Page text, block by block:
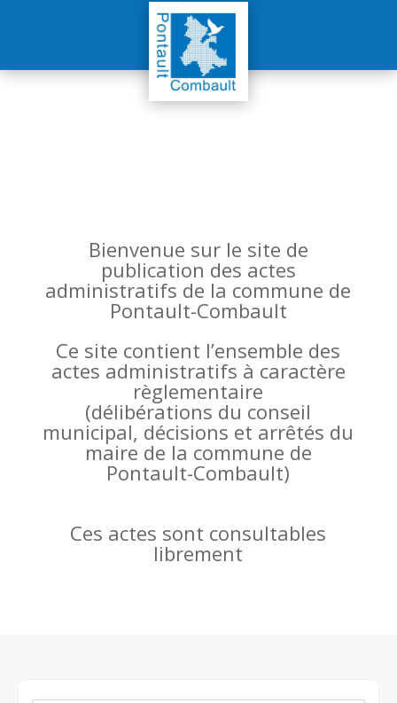
Bienvenue sur le site de
publication des actes
administratifs de la commune de
Pontault-Combault
Ce site contient l’ensemble des
actes administratifs à caractère
règlementaire
(délibérations du conseil
municipal, décisions et arrêtés du
maire de la commune de
Pontault-Combault)
Ces actes sont consultables
librement